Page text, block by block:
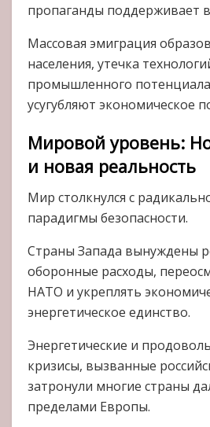
пропаганды поддерживает
Массовая эмиграция
населения, утечка
промышленного
усугубляют экономическое
Мировой уровень:
и новая реальность
Мир столкнулся с
парадигмы безопасности.
Страны Запада вынуждены
оборонные расходы,
НАТО и укреплять
энергетическое единство.
Энергетические и
кризисы, вызванные
затронули многие страны
пределами Европы.